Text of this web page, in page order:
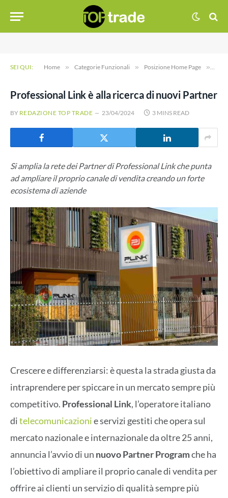
SEI QUI: Home » Categorie Funzionali » Posizione Home Page »
Professional Link è alla ricerca di nuovi Partner
BY REDAZIONE TOP TRADE 23/04/2024 3 MINS READ
Si amplia la rete dei Partner di Professional Link che punta
ad ampliare il proprio canale di vendita creando un forte
ecosistema di aziende
Crescere e differenziarsi: è questa la strada giusta da
intraprendere per spiccare in un mercato sempre più
competitivo. Professional Link, l’operatore italiano
ditelecomunicazionie servizi gestiti che opera sul
mercato nazionale e internazionale da oltre 25 anni,
annuncia l’avvio di un nuovo Partner Programche ha
l’obiettivo di ampliare il proprio canale di vendita per
offrire ai clienti un servizio di qualità sempre più